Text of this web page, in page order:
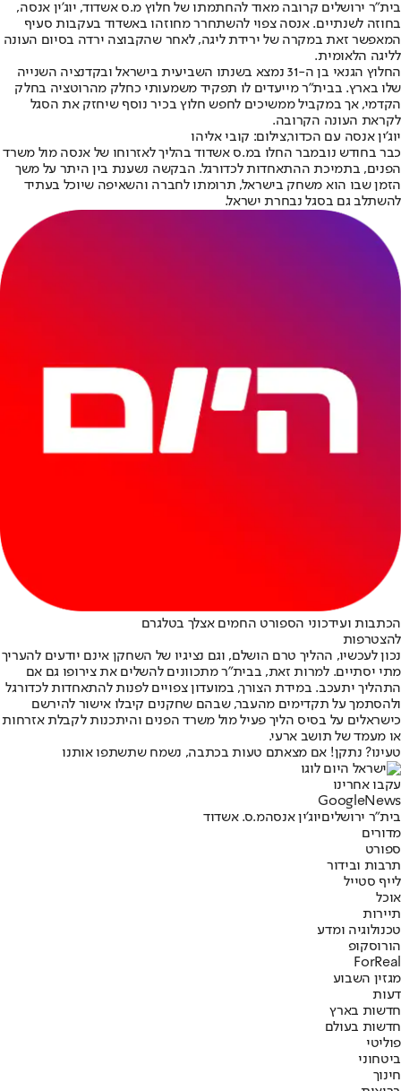
בית"ר ירושלים קרובה מאוד להחתמתו של חלוץ מ.ס אשדוד, יוג'ין אנסה,
בחוזה לשנתיים. אנסה צפוי להשתחרר מחוזהו באשדוד בעקבות סעיף
המאפשר זאת במקרה של ירידת ליגה, לאחר שהקבוצה ירדה בסיום העונה
לליגה הלאומית.
החלוץ הגנאי בן ה-31 נמצא בשנתו השביעית בישראל ובקדנציה השנייה
שלו בארץ. בבית"ר מייעדים לו תפקיד משמעותי כחלק מהרוטציה בחלק
הקדמי, אך במקביל ממשיכים לחפש חלוץ בכיר נוסף שיחזק את הסגל
לקראת העונה הקרובה.
יוג'ין אנסה עם הכדור,צילום: קובי אליהו
כבר בחודש נובמבר החלו במ.ס אשדוד בהליך לאזרוחו של אנסה מול משרד
הפנים, בתמיכת ההתאחדות לכדורגל. הבקשה נשענת בין היתר על משך
הזמן שבו הוא משחק בישראל, תרומתו לחברה והשאיפה שיוכל בעתיד
להשתלב גם בסגל נבחרת ישראל.
הכתבות ועידכוני הספורט החמים אצלך בטלגרם
להצטרפות
נכון לעכשיו, ההליך טרם הושלם, וגם נציגיו של השחקן אינם יודעים להעריך
מתי יסתיים. למרות זאת, בבית"ר מתכוונים להשלים את צירופו גם אם
התהליך יתעכב. במידת הצורך, במועדון צפויים לפנות להתאחדות לכדורגל
ולהסתמך על תקדימים מהעבר, שבהם שחקנים קיבלו אישור להירשם
כישראלים על בסיס הליך פעיל מול משרד הפנים והיתכנות לקבלת אזרחות
או מעמד של תושב ארעי.
טעינו? נתקן! אם מצאתם טעות בכתבה, נשמח שתשתפו אותנו
עקבו אחרינו
GoogleNews
בית"ר ירושליםיוג'ין אנסהמ.ס. אשדוד
מדורים
ספורט
תרבות ובידור
לייף סטייל
אוכל
תיירות
טכנולוגיה ומדע
הורוסקופ
ForReal
מגזין השבוע
דעות
חדשות בארץ
חדשות בעולם
פוליטי
ביטחוני
חינוך